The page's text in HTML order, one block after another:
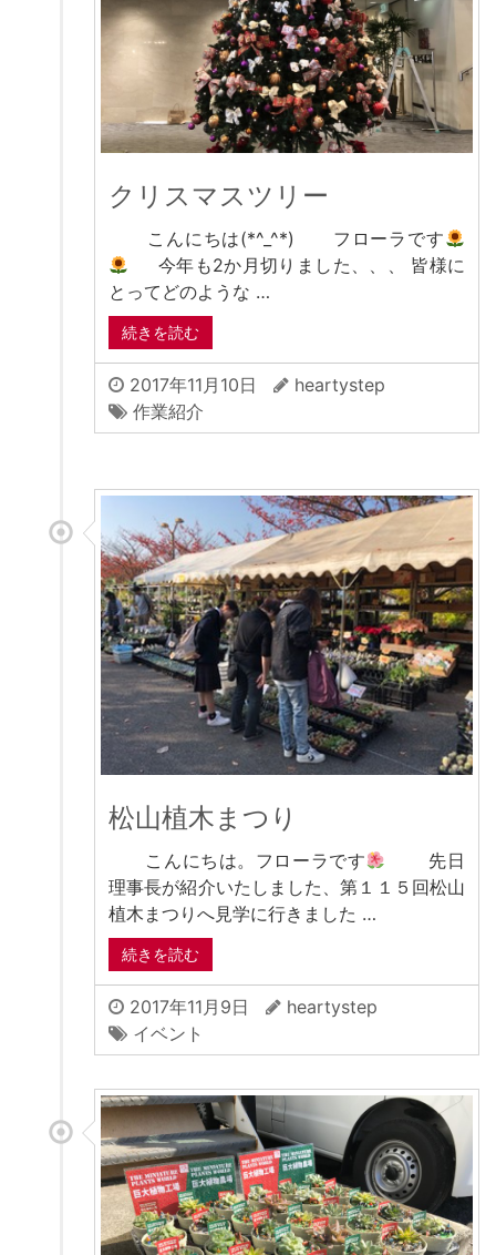
クリスマスツリー
こんにちは(*^_^*) フローラです
今年も2か月切りました、、、 皆様に
とってどのような …
続きを読む
2017年11月10日
heartystep
作業紹介
松山植木まつり
こんにちは。フローラです
先日
理事長が紹介いたしました、第１１５回松山
植木まつりへ見学に行きました …
続きを読む
2017年11月9日
heartystep
イベント